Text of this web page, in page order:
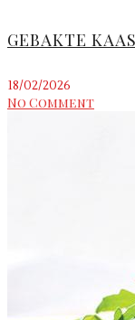
GEBAKTE
18/02/2026
No Comment